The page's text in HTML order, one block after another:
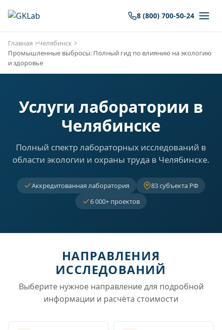
8 (800) 700-50-24
Главная
Челябинск
Промышленные выбросы: Полный гид по влиянию на экологию
и здоровье
Услуги лаборатории в
Челябинске
Полный спектр лабораторных исследований в
области экологии и охраны труда в Челябинске.
Аккредитованная лаборатория
83 субъекта РФ
6 000+ проектов
НАПРАВЛЕНИЯ
ИССЛЕДОВАНИЙ
Выберите нужное направление для подробной
информации и расчёта стоимости